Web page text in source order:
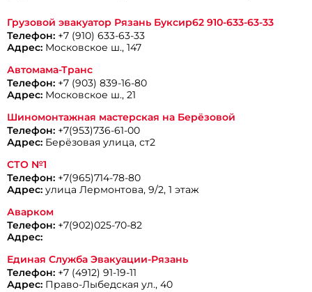
Грузовой эвакуатор Рязань Буксир62 910-633-63-33
Телефон: +7 (910) 633-63-33
Адрес: Московское ш., 147
Автомама-Транс
Телефон: +7 (903) 839-16-80
Адрес: Московское ш., 21
Шиномонтажная мастерская на Берёзовой
Телефон: +7(953)736-61-00
Адрес: Берёзовая улица, ст2
СТО №1
Телефон: +7(965)714-78-80
Адрес: улица Лермонтова, 9/2, 1 этаж
Аварком
Телефон: +7(902)025-70-82
Адрес:
Единая Служба Эвакуации-Рязань
Телефон: +7 (4912) 91-19-11
Адрес: Право-Лыбедская ул., 40